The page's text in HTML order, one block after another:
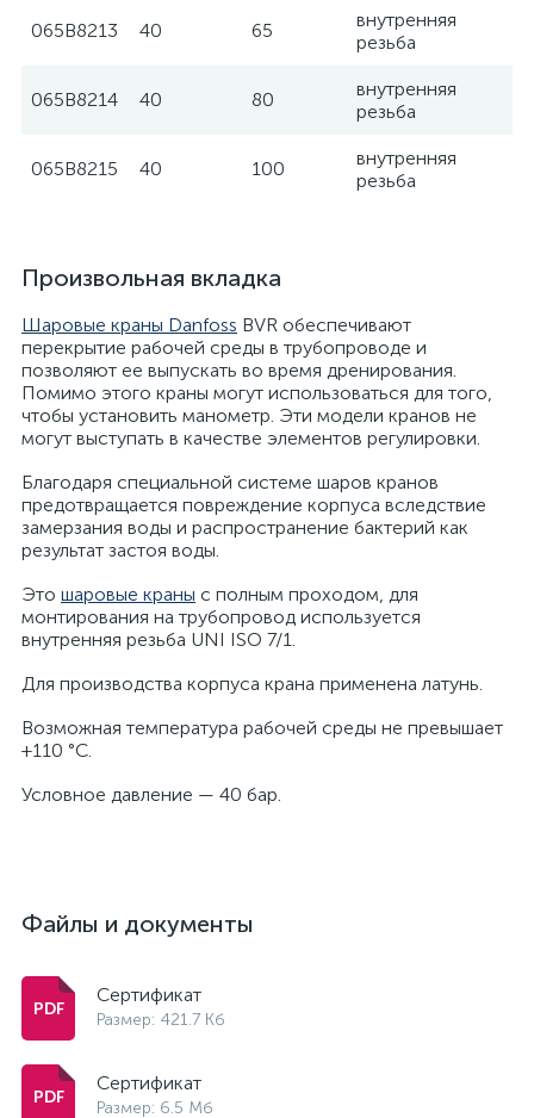
065B8213 40 65
внутренняя
резьба
065B8214 40 80
внутренняя
резьба
065B8215 40 100
внутренняя
резьба
Произвольная вкладка
Шаровые краны Danfoss BVR обеспечивают
перекрытие рабочей среды в трубопроводе и
позволяют ее выпускать во время дренирования.
Помимо этого краны могут использоваться для того,
чтобы установить манометр. Эти модели кранов не
могут выступать в качестве элементов регулировки.
Благодаря специальной системе шаров кранов
предотвращается повреждение корпуса вследствие
замерзания воды и распространение бактерий как
результат застоя воды.
Это шаровые краны с полным проходом, для
монтирования на трубопровод используется
внутренняя резьба UNI ISO 7/1.
Для производства корпуса крана применена латунь.
Возможная температура рабочей среды не превышает
+110 °С.
Условное давление — 40 бар.
Файлы и документы
Сертификат
Размер: 421.7 Кб
Сертификат
Размер: 6.5 Мб